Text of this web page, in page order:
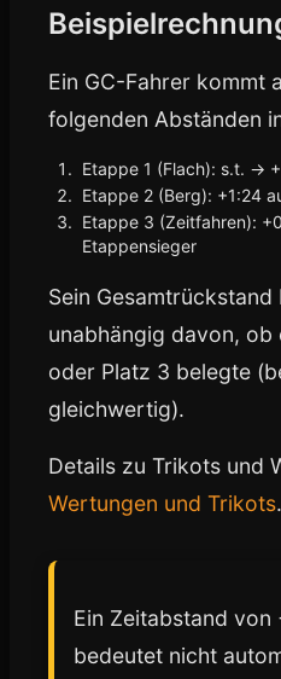
Ein GC-Fahrer kommt
folgenden Abständen
Etappe 1 (Flach): s.t. →
Etappe 2 (Berg): +1:24
Etappe 3 (Zeitfahren):
Etappensieger
Sein
unabhängig davon, ob
oder Platz 3 belegte
gleichwertig).
Details zu Trikots und
Wertungen und Trikots.
Ein Zeitabstand von
bedeutet nicht